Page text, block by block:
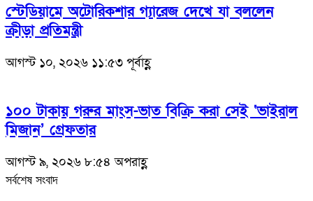
স্টেডিয়ামে অটোরিকশার গ্যারেজ দেখে যা বললেন
ক্রীড়া প্রতিমন্ত্রী
আগস্ট ১০, ২০২৬ ১১:৫৩ পূর্বাহ্ণ
১০০ টাকায় গরুর মাংস-ভাত বিক্রি করা সেই ‘ভাইরাল
মিজান’ গ্রেফতার
আগস্ট ৯, ২০২৬ ৮:৫৪ অপরাহ্ণ
সর্বশেষ সংবাদ